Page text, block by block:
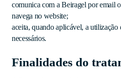
comunica com a Beiragel por email
navega no website;
aceita, quando aplicável, a utilização
necessários.
Finalidades do